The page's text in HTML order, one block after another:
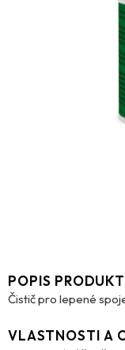
POPIS
Čistič pro lepené
VLASTNOSTI A